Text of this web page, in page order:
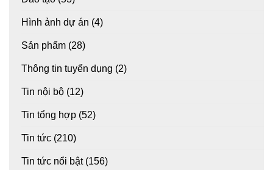
Hình ảnh dự án (4)
Sản phẩm (28)
Thông tin tuyển dụng (2)
Tin nội bộ (12)
Tin tổng hợp (52)
Tin tức (210)
Tin tức nổi bật(156)